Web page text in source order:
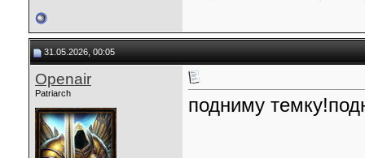
31.05.2026, 00:05
Openair
Patriarch
подниму